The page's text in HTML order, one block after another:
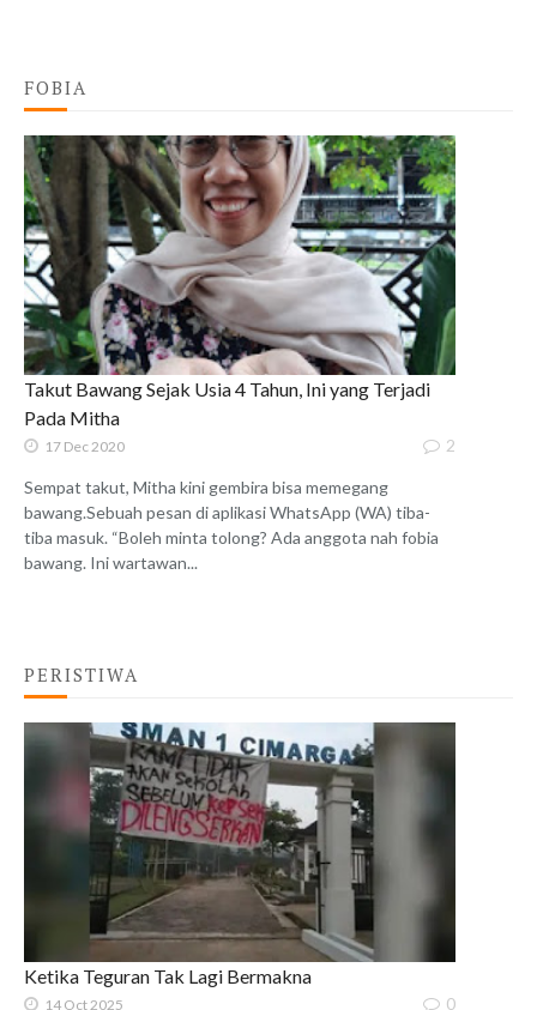
FOBIA
Takut Bawang Sejak Usia 4 Tahun, Ini yang Terjadi
Pada Mitha
17 Dec 2020 2
Sempat takut, Mitha kini gembira bisa memegang
bawang.Sebuah pesan di aplikasi WhatsApp (WA) tiba-
tiba masuk. “Boleh minta tolong? Ada anggota nah fobia
bawang. Ini wartawan...
PERISTIWA
Ketika Teguran Tak Lagi Bermakna
14 Oct 2025 0